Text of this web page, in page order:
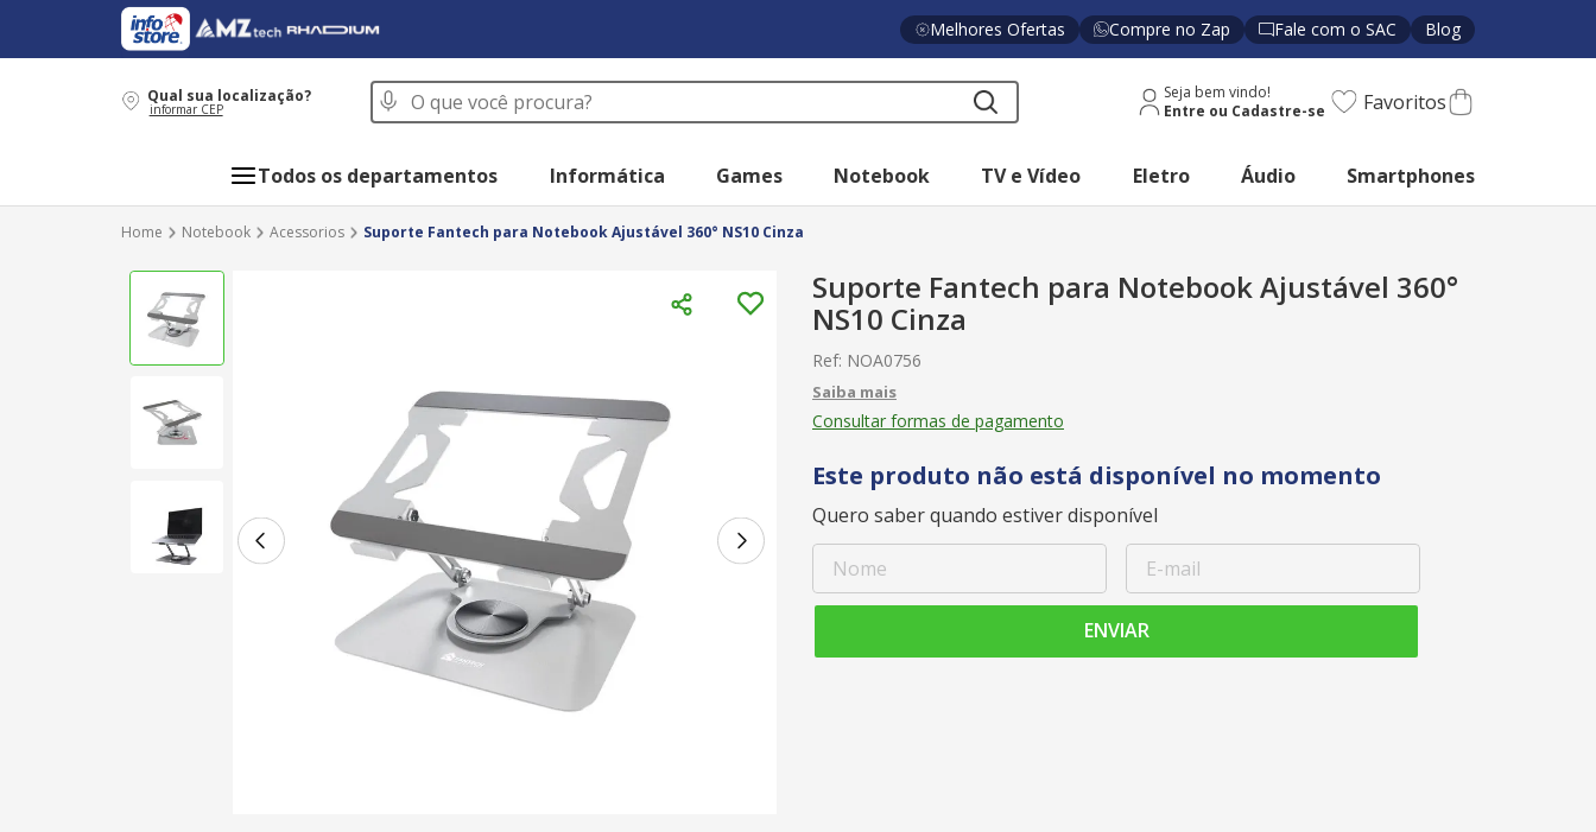
Melhores Ofertas Compre no Zap Fale com o SAC Blog
Qual sua localização?
informar CEP
O que você procura? Seja bem vindo! Favoritos
Todos os departamentos Informática Games Notebook TV e Vídeo Eletro Áudio Smartphones
Notebook Acessorios Suporte Fantech para Notebook Ajustável 360° NS10 Cinza
Suporte Fantech para Notebook Ajustável 360°
NS10 Cinza
Ref: NOA0756
Consultar formas de pagamento
Este produto não está disponível no momento
Quero saber quando estiver disponível
ENVIAR